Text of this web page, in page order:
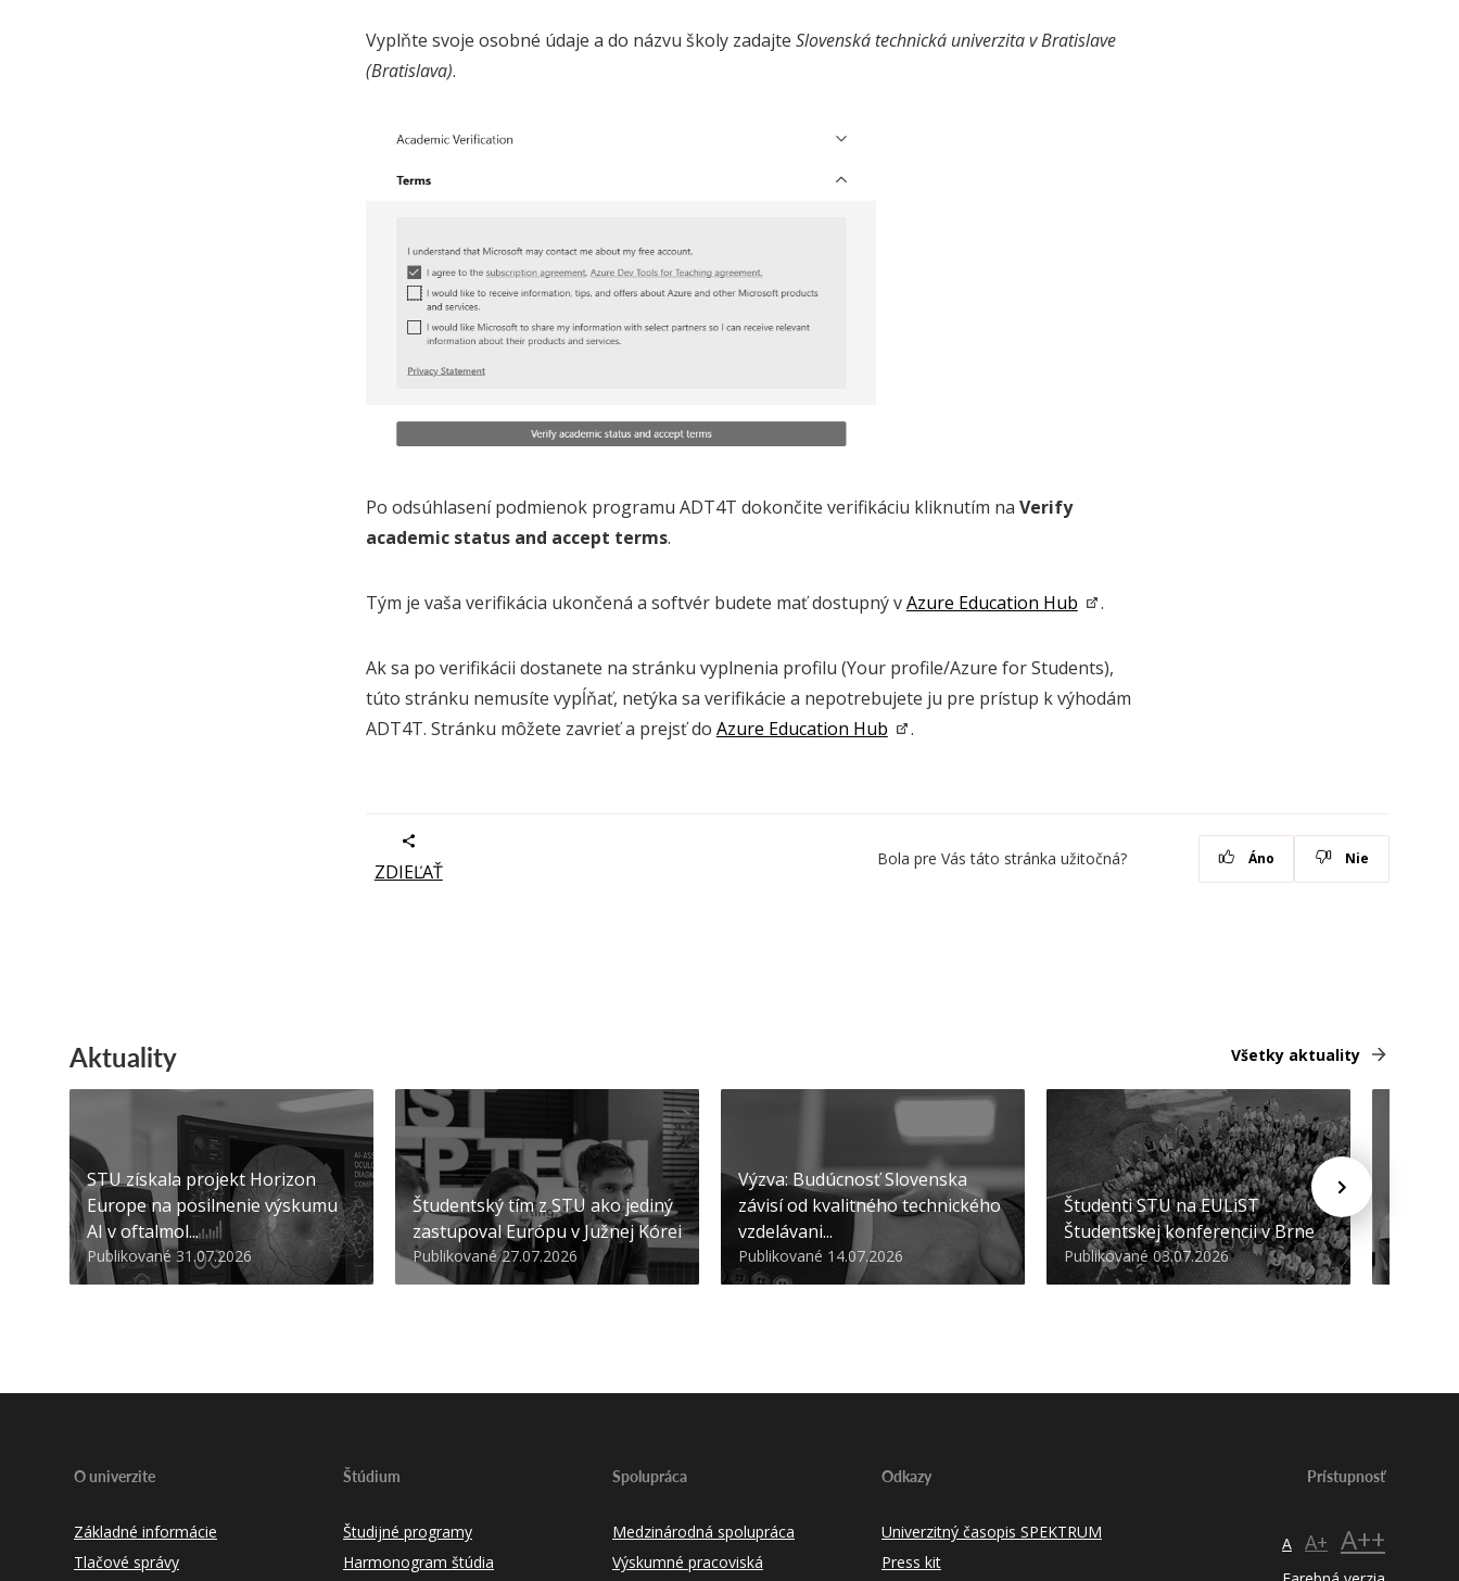
Vyplňte svoje osobné údaje a do názvu školy zadajte Slovenská technická univerzita v Bratislave
(Bratislava).
Po odsúhlasení podmienok programu ADT4T dokončite verifikáciu kliknutím na Verify
academic status and accept terms.
Tým je vaša verifikácia ukončená a softvér budete mať dostupný vAzure Education Hub .
Ak sa po verifikácii dostanete na stránku vyplnenia profilu (Your profile/Azure for Students),
túto stránku nemusíte vypĺňať, netýka sa verifikácie a nepotrebujete ju pre prístup k výhodám
ADT4T. Stránku môžete zavrieť a prejsť do Azure Education Hub .
ZDIEĽAŤ
Bola pre Vás táto stránka užitočná? Áno Nie
Aktuality Všetky aktuality
STU získala projekt Horizon
Europe na posilnenie výskumu
AI v oftalmol...
Publikované 31.07.2026
Študentský tím z STU ako jediný
zastupoval Európu v Južnej Kórei
Publikované 27.07.2026
Výzva: Budúcnosť Slovenska
závisí od kvalitného technického
vzdelávani...
Publikované 14.07.2026
Študenti STU na EULiST
Študentskej konferencii v Brne
Publikované 03.07.2026
O univerzite
Základné informácie
Tlačové správy
Štúdium
Študijné programy
Harmonogram štúdia
Spolupráca
Medzinárodná spolupráca
Výskumné pracoviská
Odkazy
Univerzitný časopis SPEKTRUM
Press kit
Prístupnosť
A A+ A++